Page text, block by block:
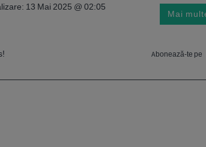
13 Mai 2025 @ 02:05
Mai
Abonează-te pe